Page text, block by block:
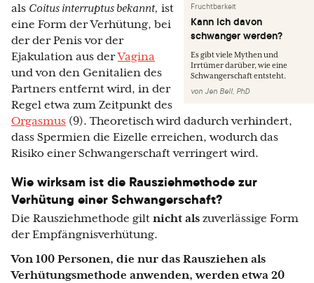
Fruchtbarkeit
Kann ich davon
schwanger werden?
Es gibt viele Mythen und
Irrtümer darüber, wie eine
Schwangerschaft entsteht.
von Jen Bell, PhD
als Coitus interruptus bekannt, ist
eine Form der Verhütung, bei
der der Penis vor der
Ejakulation aus derVagina
und von den Genitalien des
Partners entfernt wird, in der
Regel etwa zum Zeitpunkt des
Orgasmus (9). Theoretisch wird dadurch verhindert,
dass Spermien die Eizelle erreichen, wodurch das
Risiko einer Schwangerschaft verringert wird.
Wie wirksam ist die Rausziehmethode zur
Verhütung einer Schwangerschaft?
Die Rausziehmethode gilt nicht als zuverlässige Form
der Empfängnisverhütung.
Von 100 Personen, die nur das Rausziehen als
Verhütungsmethode anwenden, werden etwa 20